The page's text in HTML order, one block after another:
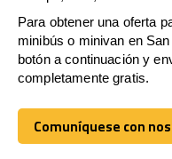
Para obtener una oferta
minibús o minivan en
botón a continuación y
completamente gratis.
Comuníquese con
Comuníquese con